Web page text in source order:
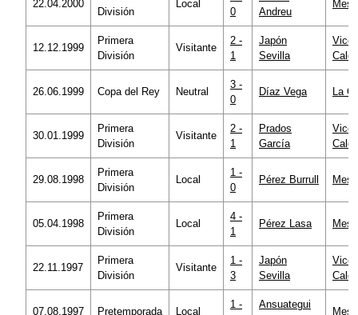
22.04.2000
División
Local
0
Andreu
12.12.1999
Primera
División
Visitante
2 -
1
Japón
Sevilla
26.06.1999 Copa del Rey Neutral
3 -
0
Díaz Vega La
30.01.1999
Primera
División
Visitante
2 -
1
Prados
García
29.08.1998
Primera
División
Local
1 -
0
Pérez Burrull
05.04.1998
Primera
División
Local
4 -
1
Pérez Lasa
22.11.1997
Primera
División
Visitante
1 -
3
Japón
Sevilla
07.08.1997 Pretemporada Local
1 -
Ansuategui